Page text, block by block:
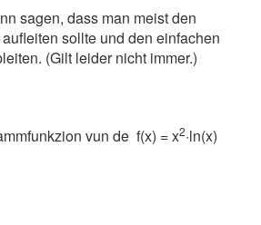
sagen, dass man meist den
sollte und den einfachen
(Gilt leider nicht immer.)
vun de f(x) = x2·ln(x)